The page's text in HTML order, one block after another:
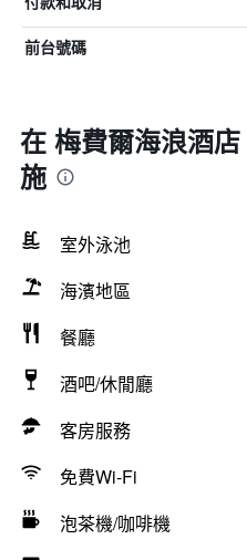
前台號碼
在 梅費爾海浪酒
施
室外泳池
海濱地區
餐廳
酒吧/休閒廳
客房服務
免費Wi-Fi
泡茶機/咖啡機